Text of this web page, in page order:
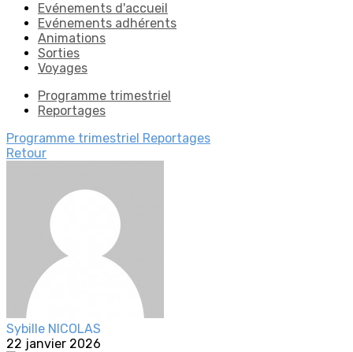
Evénements d'accueil
Evénements adhérents
Animations
Sorties
Voyages
Programme trimestriel
Reportages
Programme trimestriel Reportages
Retour
Sybille NICOLAS
22 janvier 2026